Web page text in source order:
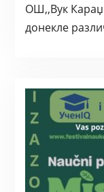
ОШ,,Вук
донекле